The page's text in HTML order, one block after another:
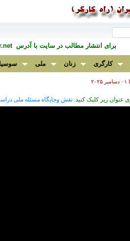
برای انتشار مطالب در سايت با آدرس
کارگری زنان ملی
عنوان زیر کلیک کنید. نقش وجایگاه مسئله ملی